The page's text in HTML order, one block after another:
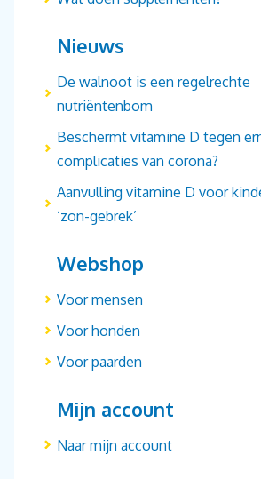
Nieuws
De walnoot is een regelrechte
nutriëntenbom
Beschermt vitamine D tegen
complicaties van corona?
Aanvulling vitamine D voor
‘zon-gebrek’
Webshop
Voor mensen
Voor honden
Voor paarden
Mijn account
Naar mijn account